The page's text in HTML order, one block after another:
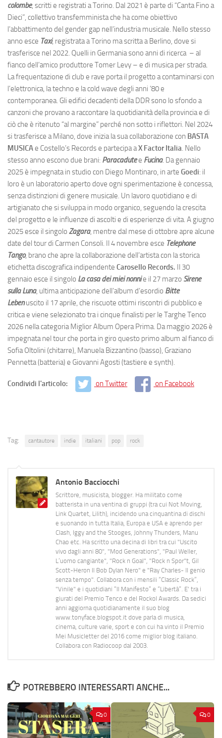
colombe, scritti e registrati a Torino. Dal 2021 è parte di “Canta Fino a
Dieci”, collettivo transfemminista che ha come obiettivo
l’abbattimento del gender gap nell’industria musicale. Nello stesso
anno esce Taxi, registrata a Torino ma scritta a Berlino, dove si
trasferisce nel 2022. Quelli in Germania sono anni di ricerca – al
fianco dell’amico produttore Tomer Levy – e di musica per strada.
La frequentazione di club e rave porta il progetto a contaminarsi con
l’elettronica, la techno e la cold wave degli anni ‘80 e
contemporanea. Gli edifici decadenti della DDR sono lo sfondo a
canzoni che provano a raccontare la quotidianità della provincia e di
ciò che è ritenuto “al margine” perché non sotto i riflettori. Nel 2024
si trasferisce a Milano, dove inizia la sua collaborazione con BASTA
MUSICAe Costello’s Records e partecipa aX Factor Italia. Nello
stesso anno escono due brani: Paracadutee Fucina. Da gennaio
2025 è impegnata in studio con Diego Montinaro, in arte Goedi: il
loro è un laboratorio aperto dove ogni sperimentazione è concessa,
senza distinzioni di genere musicale. Un lavoro quotidiano e di
artigianato che si sviluppa in modo organico, seguendo la crescita
del progetto e le influenze di ascolti e di esperienze di vita. A giugno
2025 esce il singolo Zagara, mentre dal mese di ottobre apre alcune
date del tour di Carmen Consoli. Il 4 novembre esce Telephone
Tango, brano che apre la collaborazione dell’artista con la storica
etichetta discografica indipendente Carosello Records. Il 30
gennaio esce il singolo La casa dei miei nonnie il 27 marzo Sirene
sulla Luna, ultima anticipazione dell’album d’esordio Bitte
Lebenuscito il 17 aprile, che riscuote ottimi riscontri di pubblico e
critica e viene selezionato tra i cinque finalisti per le Targhe Tenco
2026 nella categoria Miglior Album Opera Prima. Da maggio 2026 è
impegnata nel tour che porta in giro questo primo album al fianco di
Sofia Oltolini (chitarre), Manuela Bizzantino (basso), Graziano
Pennetta (batteria) e Giovanni Agosti (tastiere e synth).
Condividi l'articolo: on Twitter on Facebook
Tag: cantautore indie italiani pop rock
Antonio Bacciocchi
Scrittore, musicista, blogger. Ha militato come
batterista in una ventina di gruppi (tra cui Not Moving,
Link Quartet, Lilith), incidendo una cinquantina di dischi
e suonando in tutta Italia, Europa e USA e aprendo per
Clash, Iggy and the Stooges, Johnny Thunders, Manu
Chao etc. Ha scritto una decina di libri tra cui "Uscito
vivo dagli anni 80", "Mod Generations", "Paul Weller,
L’uomo cangiante", "Rock n Goal", "Rock n Spor"t, Gil
Scott-Heron Il Bob Dylan Nero" e "Ray Charles- Il genio
senza tempo". Collabora con i mensili “Classic Rock”,
"Vinile" e i quotidiani “Il Manifesto” e “Libertà”. E' tra i
giurati del Premio Tenco e del Rockol Awards. Da sedici
anni aggiorna quotidianamente il suo blog
www.tonyface.blogspot.it dove parla di musica,
cinema, culture varie, sport e con cui ha vinto il Premio
Mei Musicletter del 2016 come miglior blog italiano.
Collabora con Radiocoop dal 2003.
POTREBBERO INTERESSARTI ANCHE...
0 0